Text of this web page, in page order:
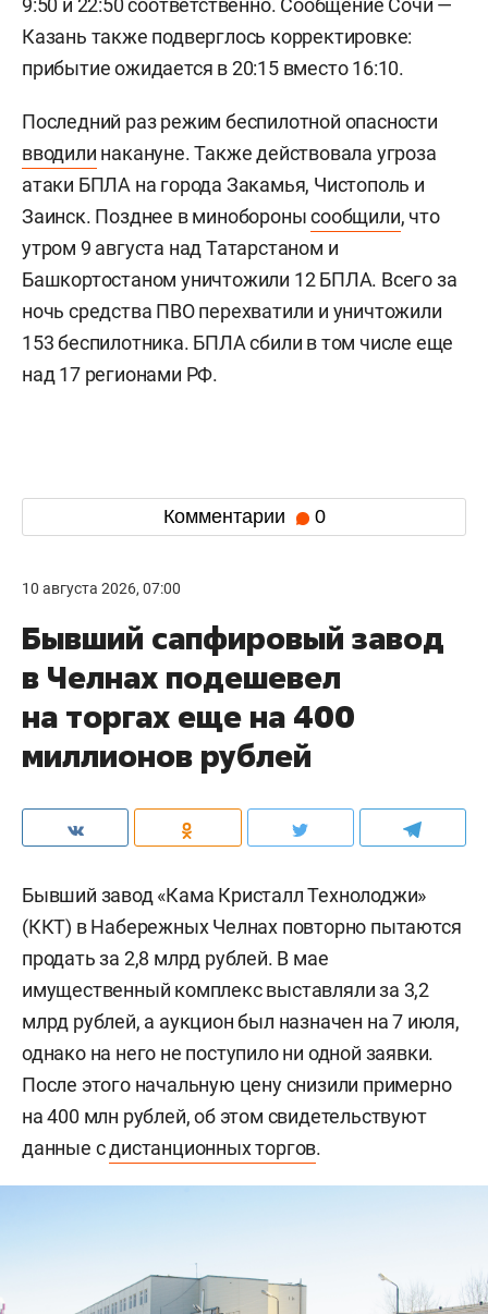
9:50 и 22:50 соответственно. Сообщение Сочи —
Казань также подверглось корректировке:
прибытие ожидается в 20:15 вместо 16:10.
Последний раз режим беспилотной опасности
вводили накануне. Также действовала угроза
атаки БПЛА на города Закамья, Чистополь и
Заинск. Позднее в миноборонысообщили, что
утром 9 августа над Татарстаном и
Башкортостаном уничтожили 12 БПЛА. Всего за
ночь средства ПВО перехватили и уничтожили
153 беспилотника. БПЛА сбили в том числе еще
над 17 регионами РФ.
Комментарии 0
10 августа 2026, 07:00
Бывший сапфировый завод
в Челнах подешевел
на торгах еще на 400
миллионов рублей
Бывший завод «Кама Кристалл Технолоджи»
(ККТ) в Набережных Челнах повторно пытаются
продать за 2,8 млрд рублей. В мае
имущественный комплекс выставляли за 3,2
млрд рублей, а аукцион был назначен на 7 июля,
однако на него не поступило ни одной заявки.
После этого начальную цену снизили примерно
на 400 млн рублей, об этом свидетельствуют
данные сдистанционных торгов.